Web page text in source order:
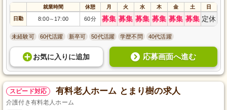
就業時間 休憩 月 火 水 木 金 土 日
日勤 8:00～ 17:00 60分 募集 募集 募集 募集 募集 募集 定休
未経験可 60代活躍 新卒可 50代活躍 学歴不問 40代活躍
お気に入り に追加 応募画面へ進む
スピード対応 有料老人ホーム とまり樹の求人
介護付き有料老人ホーム